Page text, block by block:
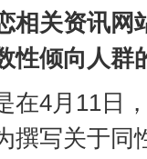
相关资讯
性倾向人
在4月11日
撰写关于